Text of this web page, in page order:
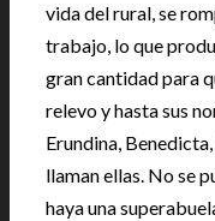
vida del rural, se
trabajo, lo que
gran cantidad para
relevo y hasta sus
Erundina,
llaman ellas. No se
haya una